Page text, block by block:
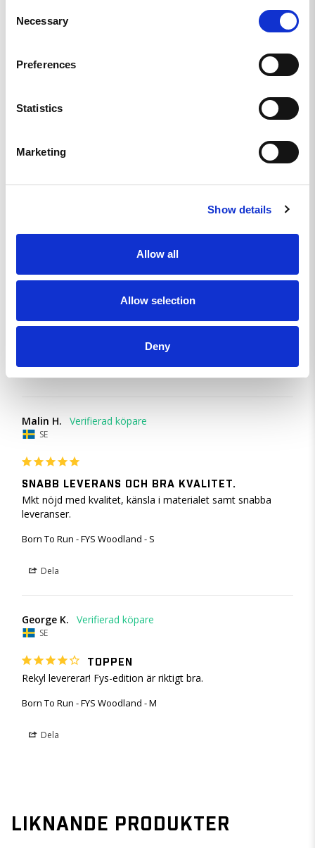
Selection
Necessary
Preferences
Statistics
Marketing
Show details
Allow all
Allow selection
Deny
Recensioner
Bra material, snyggt tryck och bra bolag. 10 poäng helt
Born To Run - FYS Woodland - L
Malin H.
SE
SNABB LEVERANS OCH BRA KVALITET.
Mkt nöjd med kvalitet, känsla i materialet samt snabba
leveranser.
Born To Run - FYS Woodland - S
Dela
George K.
SE
TOPPEN
Rekyl levererar! Fys-edition är riktigt bra.
Born To Run - FYS Woodland - M
Dela
LIKNANDE PRODUKTER